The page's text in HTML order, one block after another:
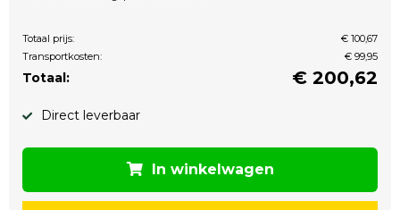
Totaal prijs:
€ 100,67
Transportkosten:
€ 99,95
Totaal: € 200,62
Direct leverbaar
In winkelwagen